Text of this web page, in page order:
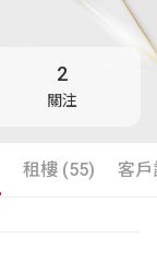
2
關注
租樓 (55) 客